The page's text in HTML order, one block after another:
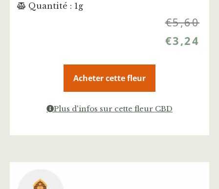
Quantité : 1g
€5,60
€3,24
Acheter cette fleur
Plus d'infos sur cette fleur CBD